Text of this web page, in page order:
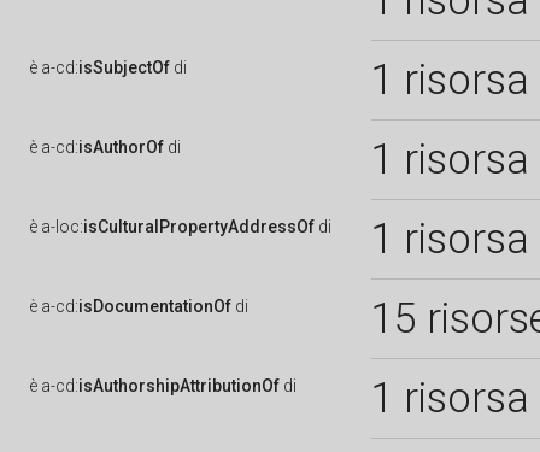
è a-cd:isSubjectOf di 1 risorsa
è a-cd:isAuthorOf di 1 risorsa
è a-loc:isCulturalPropertyAddressOf di 1 risorsa
è a-cd:isDocumentationOf di 15
è a-cd:isAuthorshipAttributionOf di 1 risorsa